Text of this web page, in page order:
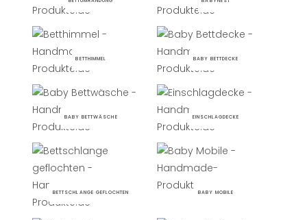
BETTHIMMEL BABY BETTDECKE
BABY BETTWÄSCHE EINSCHLAGDECKE
BETTSCHLANGE GEFLOCHTEN BABY MOBILE